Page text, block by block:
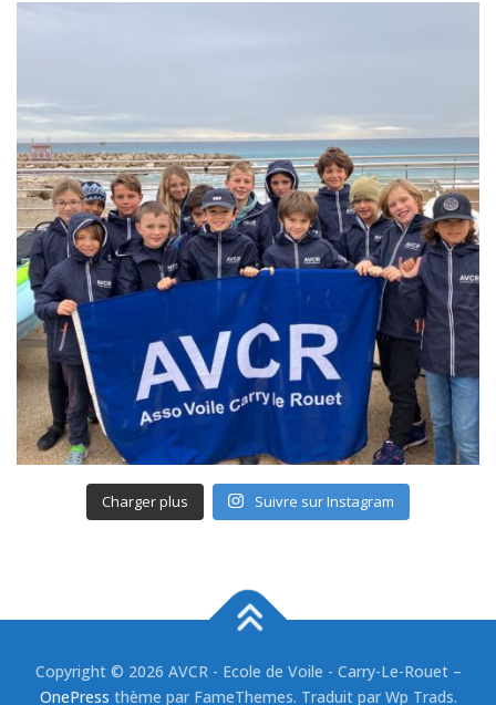
Charger plus Suivre sur Instagram
Copyright © 2026 AVCR - Ecole de Voile - Carry-Le-Rouet –
OnePress thème par FameThemes. Traduit par Wp Trads.